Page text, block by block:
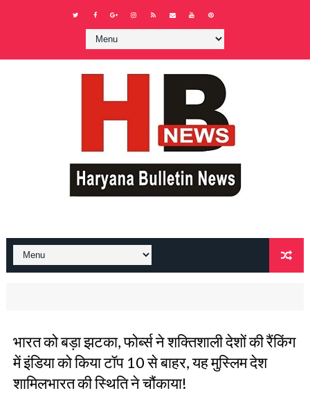
भारत को बड़ा झटका, फोर्ब्स ने शक्तिशाली देशों की रैंकिंग
में इंडिया को किया टॉप 10 से बाहर, यह मुस्लिम देश
शामिलभारत की स्थिति ने चौंकाया!